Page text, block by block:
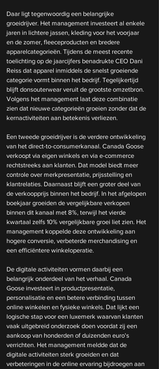
Daar ligt tegenwoordig een belangrijke
groeidrijver. Het management investeert al enkele
jaren in lichtere jassen, kleding voor het voorjaar
en de zomer, fleeceproducten en bredere
apparelcategorieën. Tijdens de meest recente
toelichting op de jaarcijfers benadrukte CEO Dani
Reiss dat apparel inmiddels de snelst groeiende
categorie vormt binnen het bedrijf. Tegelijkertijd
blijft donsouterwear veruit de grootste omzetbron.
Volgens het management laat deze combinatie
zien dat nieuwe categorieën groeien zonder dat de
kernactiviteiten aan betekenis verliezen.
Een tweede groeidrijver is de verdere ontwikkeling
van het direct-to-consumerkanaal. Canada Goose
verkoopt via eigen winkels en via e-commerce
rechtstreeks aan klanten. Dat model biedt meer
controle over merkpresentatie, prijsstelling en
klantrelaties. Daarnaast blijft een groter deel van
de verkoopprijs binnen het bedrijf. In het afgelopen
boekjaar groeiden de vergelijkbare verkopen
binnen dit kanaal met 8%, terwijl het vierde
kwartaal zelfs 10% vergelijkbare groei liet zien. Het
management koppelde deze ontwikkeling aan
hogere conversie, verbeterde merchandising en
een efficiëntere winkeloperatie.
De digitale activiteiten vormen daarbij een
belangrijk onderdeel van het verhaal. Canada
Goose investeert in productpresentatie,
personalisatie en een betere verbinding tussen
online winkelen en fysieke winkels. Dat lijkt een
logische stap voor een luxemerk waarvan klanten
vaak uitgebreid onderzoek doen voordat zij een
aankoop van honderden of duizenden euro's
verrichten. Het management meldde dat de
digitale activiteiten sterk groeiden en dat
verbeteringen in de online ervaring bijdroegen aan